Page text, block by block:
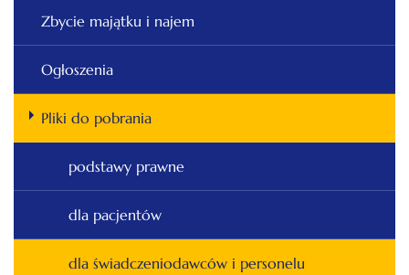
Zbycie majątku i najem
Ogłoszenia
Pliki do pobrania
podstawy prawne
dla pacjentów
dla świadczeniodawców i personelu